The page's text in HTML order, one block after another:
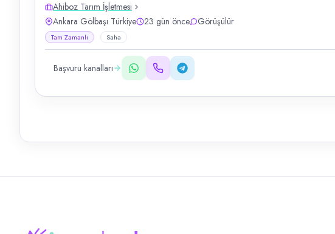
Ahiboz Tarım İşletmesi
Ankara Gölbaşı Türkiye
23 gün önce Görüşülür
Tam Zamanlı Saha
Başvuru kanalları